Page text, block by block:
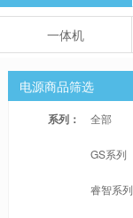
一体机
电源商品筛选
系列： 全部
GS系列
睿智系列